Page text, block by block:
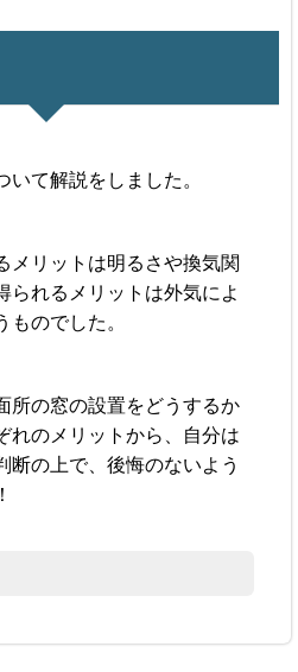
いて解説をしました。
メリットは明るさや換気関
られるメリットは外気によ
ものでした。
所の窓の設置をどうするか
れのメリットから、自分は
断の上で、後悔のないよう